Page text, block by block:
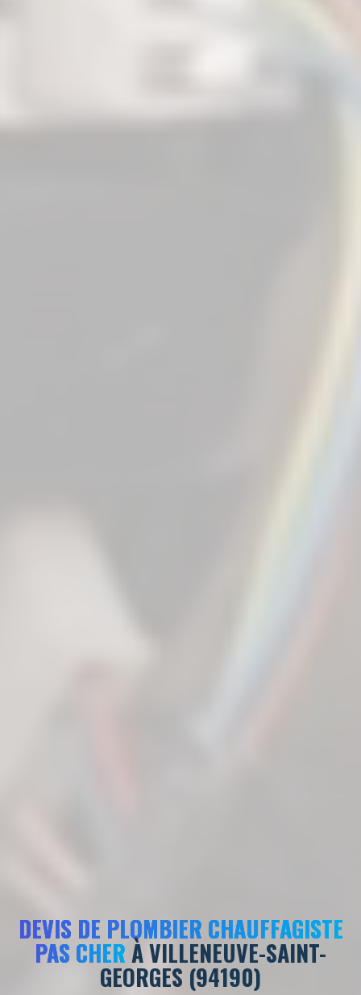
DEVIS DE PLOMBIER CHAUFFAGISTE
PAS CHERÀ VILLENEUVE-SAINT-
GEORGES (94190)